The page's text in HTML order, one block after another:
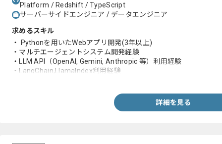
Platform / Redshift / TypeScript
サーバーサイドエンジニア / データエンジニア
求めるスキル
・ Pythonを用いたWebアプリ開発(3年以上)
・マルチエージェントシステム開発経験
・LLM API（OpenAI, Gemini, Anthropic 等）利用経験
・LangChain,LlamaIndex利用経験
・AI/LLMパイプライン実装・プロンプトエンジニアリング経験
詳細を見る